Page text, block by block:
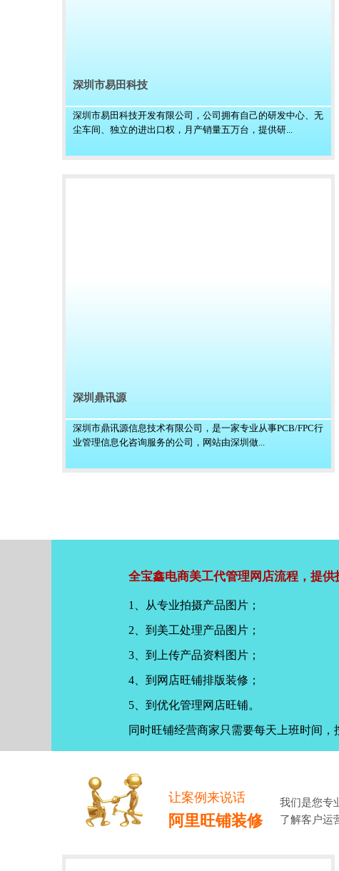
深圳市易田科技
深圳市易田科技开发有限公司，公司拥有自己的研发中心、无
尘车间、独立的进出口权，月产销量五万台，提供研...
深圳鼎讯源
深圳市鼎讯源信息技术有限公司，是一家专业从事PCB/FPC行
业管理信息化咨询服务的公司，网站由深圳做...
全宝鑫电商美工代管理网店流程，提供
1、从专业拍摄产品图片；
2、到美工处理产品图片；
3、到上传产品资料图片；
4、到网店旺铺排版装修；
5、到优化管理网店旺铺。
同时旺铺经营商家只需要每天上班时间
让案例来说话
阿里旺铺装修
我们是您专
了解客户运